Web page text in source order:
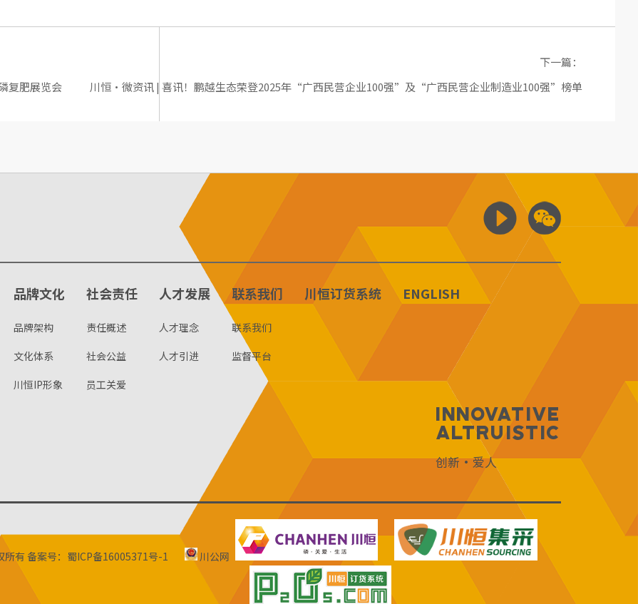
复肥展览会
下一篇：
川恒·微资讯 | 喜讯！鹏越生态荣登2025年“广西民营企业100强”及“广西民营企业制造业100强”榜单
品牌文化
品牌架构
文化体系
川恒IP形象
社会责任
责任概述
社会公益
员工关爱
人才发展
人才理念
人才引进
联系我们
联系我们
监督平台
川恒订货系统 ENGLISH
Innovative
Altruistic
创新·爱人
所有 备案号：蜀ICP备16005371号-1
川公网